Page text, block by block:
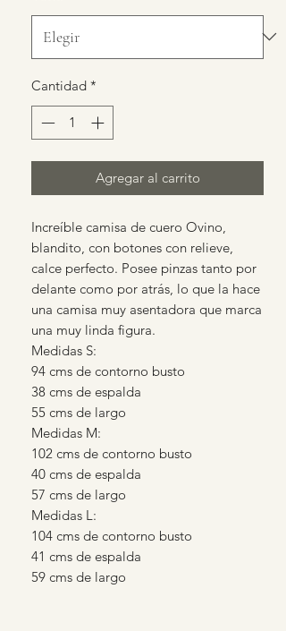
Cantidad *
Agregar al carrito
Increíble camisa de cuero Ovino,
blandito, con botones con relieve,
calce perfecto. Posee pinzas tanto por
delante como por atrás, lo que la hace
una camisa muy asentadora que marca
una muy linda figura.
Medidas S:
94 cms de contorno busto
38 cms de espalda
55 cms de largo
Medidas M:
102 cms de contorno busto
40 cms de espalda
57 cms de largo
Medidas L:
104 cms de contorno busto
41 cms de espalda
59 cms de largo